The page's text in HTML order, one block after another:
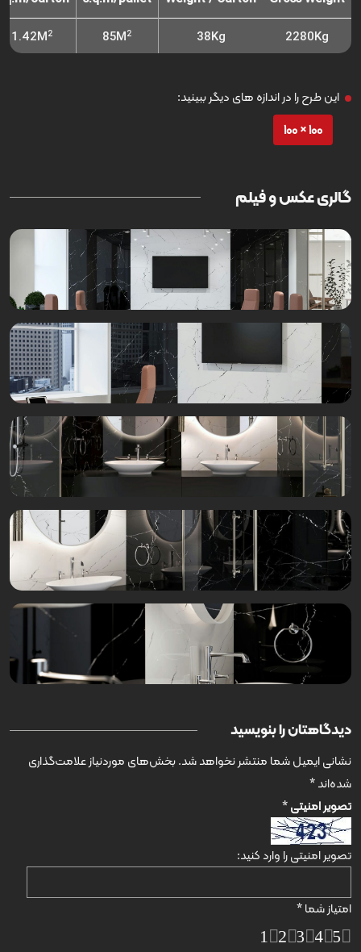
2280Kg
38Kg
85M2
1.42M2
این طرح را در اندازه های دیگر ببینید:
100 × 100
گالری عکس و فیلم
دیدگاهتان را بنویسید
نشانی ایمیل شما منتشر نخواهد شد.بخش‌های موردنیاز علامت‌گذاری
شده‌اند*
تصویر امنیتی*
تصویر امنیتی را وارد کنید:
امتیاز شما*
5
4
3
2
1